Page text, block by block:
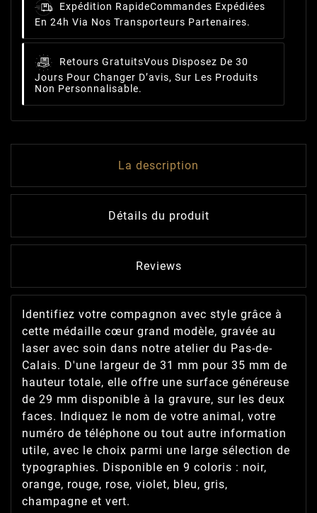
Expédition RapideCommandes Expédiées
En 24h Via Nos Transporteurs Partenaires.
Retours GratuitsVous Disposez De 30
Jours Pour Changer D’avis, Sur Les Produits
Non Personnalisable.
La description
Détails du produit
Reviews
Identifiez votre compagnon avec style grâce à
cette médaille cœur grand modèle, gravée au
laser avec soin dans notre atelier du Pas-de-
Calais. D'une largeur de 31 mm pour 35 mm de
hauteur totale, elle offre une surface généreuse
de 29 mm disponible à la gravure, sur les deux
faces. Indiquez le nom de votre animal, votre
numéro de téléphone ou tout autre information
utile, avec le choix parmi une large sélection de
typographies. Disponible en 9 coloris : noir,
orange, rouge, rose, violet, bleu, gris,
champagne et vert.